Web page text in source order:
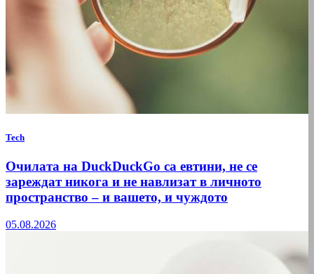
Tech
Очилата на DuckDuckGo са евтини, не се
зареждат никога и не навлизат в личното
пространство – и вашето, и чуждото
05.08.2026